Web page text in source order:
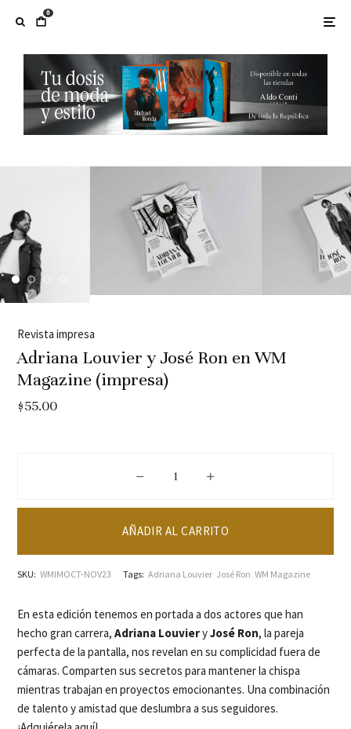
0
Revista impresa
Adriana Louvier y José Ron en WM
Magazine (impresa)
$55.00
En esta edición tenemos en portada a dos actores que han
hecho gran carrera,Adriana LouvieryJosé Ron, la pareja
perfecta de la pantalla, nos revelan en su complicidad fuera de
cámaras. Comparten sus secretos para mantener la chispa
mientras trabajan en proyectos emocionantes. Una combinación
de talento y amistad que deslumbra a sus seguidores.
Adriana Louvier y José Ron en WM
AÑADIR AL CARRITO
SKU: WMIMOCT-NOV23 Tags: Adriana Louvier José Ron WM Magazine